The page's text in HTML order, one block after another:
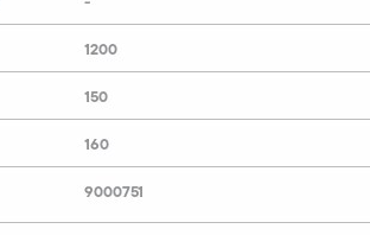
1200
150
160
9000751